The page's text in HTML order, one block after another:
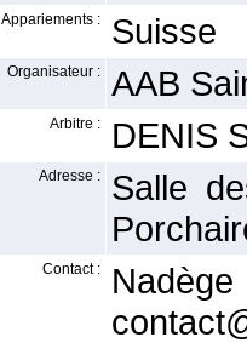
Appariements : Suisse
Organisateur : AAB
Arbitre : DENIS
Adresse :
Salle
Contact :